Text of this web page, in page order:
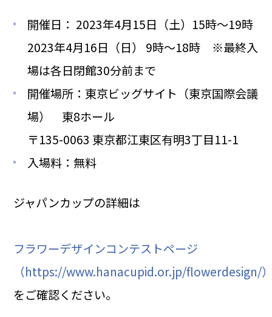
開催日： 2023年4月15日（土）15時～19時
2023年4月16日（日） 9時～18時 ※最終入
場は各日閉館30分前まで
開催場所：東京ビッグサイト（東京国際会議
場） 東8ホール
〒135-0063 東京都江東区有明3丁目11-1
入場料：無料
ジャパンカップの詳細は
フラワーデザインコンテストページ
（https://www.hanacupid.or.jp/flowerdesign/
をご確認ください。